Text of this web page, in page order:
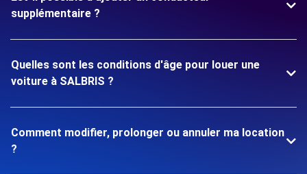
supplémentaire ?
Quelles sont les conditions d'âge pour louer une
voiture à SALBRIS ?
Comment modifier, prolonger ou annuler ma location
?